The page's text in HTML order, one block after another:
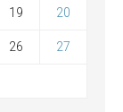
19 20
26 27